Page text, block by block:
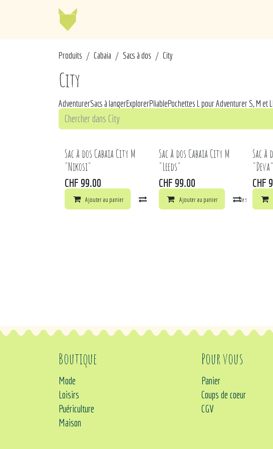
Prod​​uits Cabaia Sacs à dos City
City
AdventurerSacs à langerExplorerPliablePochettes L pour Adventurer S, M et L
Sac à dos Cabaia City M
"Nikosi"
CHF 99.00
Ajouter au panier Comparer Ajouter à la liste de souhaits
Sac à dos Cabaia City M
"Leeds"
CHF 99.00
Ajouter au panier Comparer
Sac à
"Deva"
CHF
Boutique
Mode
Loisirs
Puériculture
Maison
Pour vous
Panier
Coups de coeur
CGV